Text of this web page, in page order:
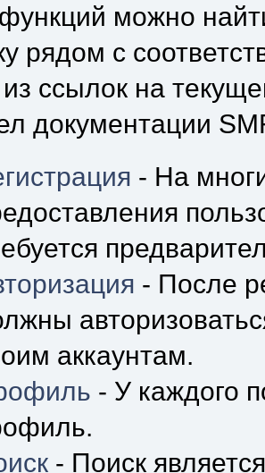
можно
рядом с
ссылок на
документации
- На
- После
аккаунтам.
- У каждого
- Поиск